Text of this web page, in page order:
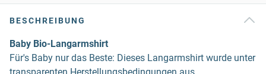
BESCHREIBUNG
Baby Bio-Langarmshirt
Für's Baby nur das Beste: Dieses Langarmshirt wurde unter